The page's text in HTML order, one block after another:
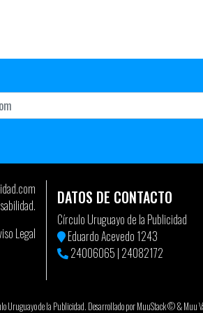
Legal
DATOS DE CONTACTO
Círculo Uruguayo de la Publicidad
Eduardo Acevedo 1243
24006065 | 24082172
Uruguayo de la Publicidad. Desarrollado porMuuStack ©&Muu